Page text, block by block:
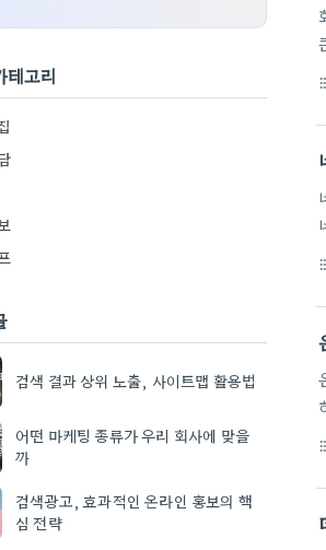
테고리
검색 결과 상위 노출, 사이트맵 활용법
어떤 마케팅 종류가 우리 회사에 맞을
까
검색광고, 효과적인 온라인 홍보의 핵
심 전략